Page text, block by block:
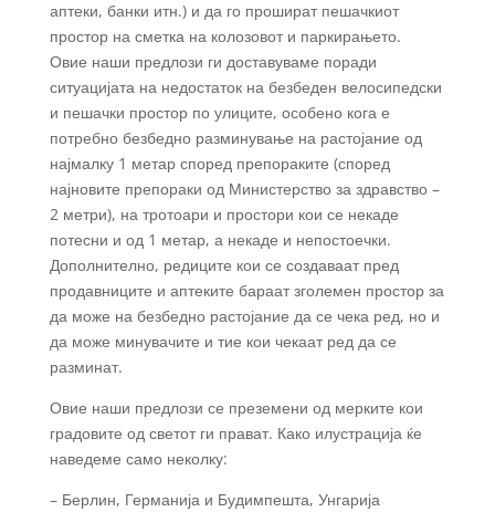
аптеки, банки итн.) и да го прошират пешачкиот
простор на сметка на колозовот и паркирањето.
Овие наши предлози ги доставуваме поради
ситуацијата на недостаток на безбеден велосипедски
и пешачки простор по улиците, особено кога е
потребно безбедно разминување на растојание од
најмалку 1 метар според препораките (според
најновите препораки од Министерство за здравство –
2 метри), на тротоари и простори кои се некаде
потесни и од 1 метар, а некаде и непостоечки.
Дополнително, редиците кои се создаваат пред
продавниците и аптеките бараат зголемен простор за
да може на безбедно растојание да се чека ред, но и
да може минувачите и тие кои чекаат ред да се
разминат.
Овие наши предлози се преземени од мерките кои
градовите од светот ги прават. Како илустрација ќе
наведеме само неколку:
– Берлин, Германија и Будимпешта, Унгарија